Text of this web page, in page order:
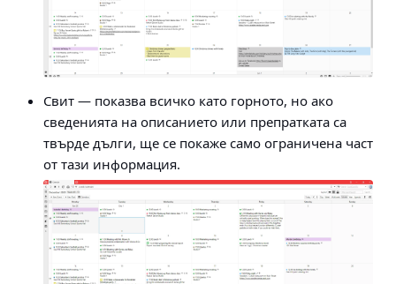
Свит— показва всичко като горното, но ако
сведенията на описанието или препратката са
твърде дълги, ще се покаже само ограничена част
от тази информация.